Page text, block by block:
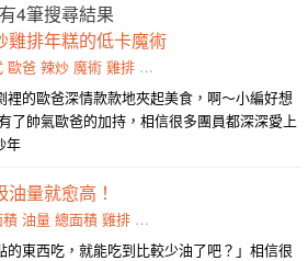
4筆搜尋結果
排年糕的低卡魔術
歐爸 辣炒 魔術 雞排 辣椒粉
裡的歐爸深情​款款地夾起美食，啊～小編好想
了​帥氣歐爸的加持，相信很多團員都深深愛上
年
量就愈高！
油量 總面積 雞排 小塊
的東西吃，就能吃到比較少油了吧？」相信很